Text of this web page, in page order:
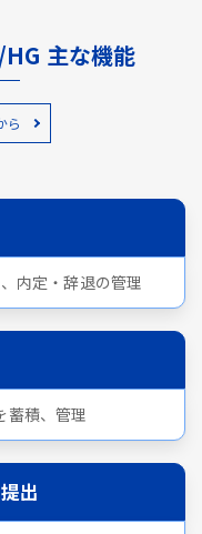
主な機能
ら
内定・辞退の管理
蓄積、管理
出